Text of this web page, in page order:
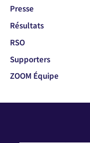
Presse
Résultats
RSO
Supporters
ZOOM Équipe